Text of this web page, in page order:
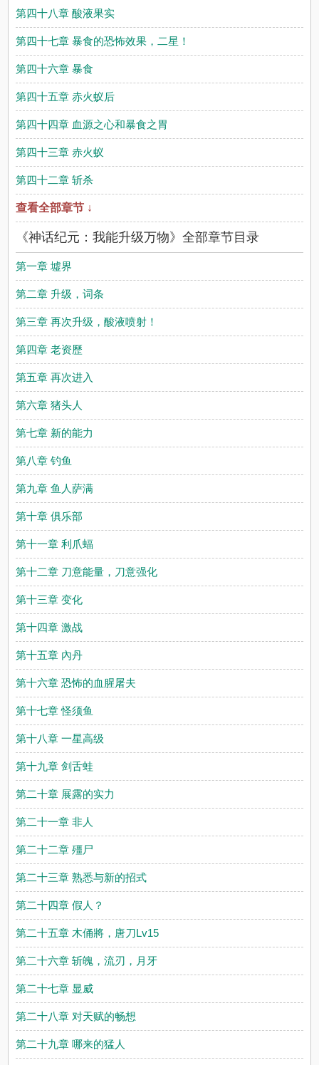
第四十八章 酸液果实
第四十七章 暴食的恐怖效果，二星！
第四十六章 暴食
第四十五章 赤火蚁后
第四十四章 血源之心和暴食之胃
第四十三章 赤火蚁
第四十二章 斩杀
查看全部章节 ↓
《神话纪元：我能升级万物》全部章节目录
第一章 墟界
第二章 升级，词条
第三章 再次升级，酸液喷射！
第四章 老资歷
第五章 再次进入
第六章 猪头人
第七章 新的能力
第八章 钓鱼
第九章 鱼人萨满
第十章 俱乐部
第十一章 利爪蝠
第十二章 刀意能量，刀意强化
第十三章 变化
第十四章 激战
第十五章 內丹
第十六章 恐怖的血腥屠夫
第十七章 怪须鱼
第十八章 一星高级
第十九章 剑舌蛙
第二十章 展露的实力
第二十一章 非人
第二十二章 殭尸
第二十三章 熟悉与新的招式
第二十四章 假人？
第二十五章 木俑將，唐刀Lv15
第二十六章 斩魄，流刃，月牙
第二十七章 显威
第二十八章 对天赋的畅想
第二十九章 哪来的猛人